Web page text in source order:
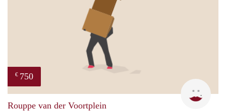
€ 750
Rouppe van der Voortplein